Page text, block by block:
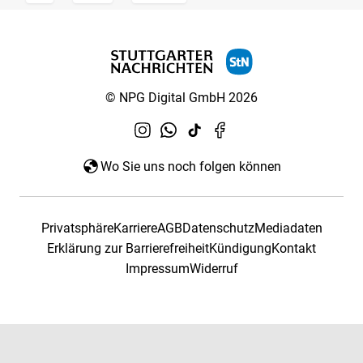
© NPG Digital GmbH 2026
Wo Sie uns noch folgen können
PrivatsphäreKarriereAGBDatenschutzMediadaten
Erklärung zur BarrierefreiheitKündigungKontakt
ImpressumWiderruf